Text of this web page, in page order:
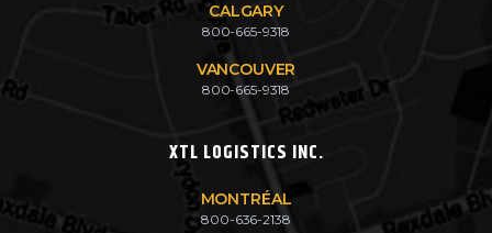
CALGARY
800-665-9318
VANCOUVER
800-665-9318
XTL LOGISTICS INC.
MONTRÉAL
800-636-2138